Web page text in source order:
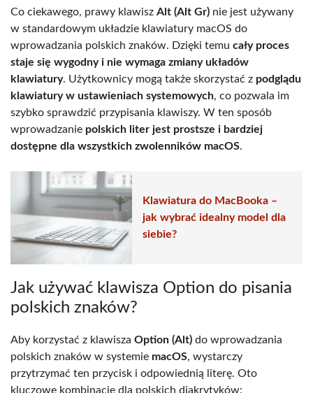
Co ciekawego, prawy klawisz Alt (Alt Gr) nie jest używany
w standardowym układzie klawiatury macOS do
wprowadzania polskich znaków. Dzięki temu cały proces
staje się wygodny i nie wymaga zmiany układów
klawiatury. Użytkownicy mogą także skorzystać z podglądu
klawiatury w ustawieniach systemowych, co pozwala im
szybko sprawdzić przypisania klawiszy. W ten sposób
wprowadzanie polskich liter jest prostsze i bardziej
dostępne dla wszystkich zwolenników macOS.
Klawiatura do MacBooka –
jak wybrać idealny model dla
siebie?
Jak używać klawisza Option do pisania
polskich znaków?
Aby korzystać z klawisza Option (Alt) do wprowadzania
polskich znaków w systemie macOS, wystarczy
przytrzymać ten przycisk i odpowiednią literę. Oto
kluczowe kombinacje dla polskich diakrytyków: